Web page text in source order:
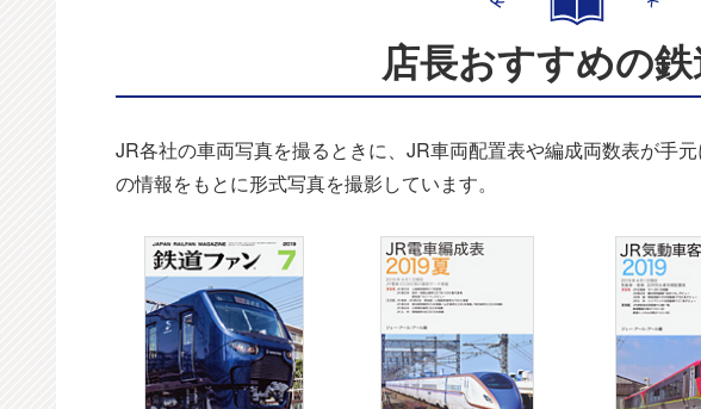
店長おすすめの
JR各社の車両写真を撮るときに、JR車両配置表や編成両数表が手
の情報をもとに形式写真を撮影しています。